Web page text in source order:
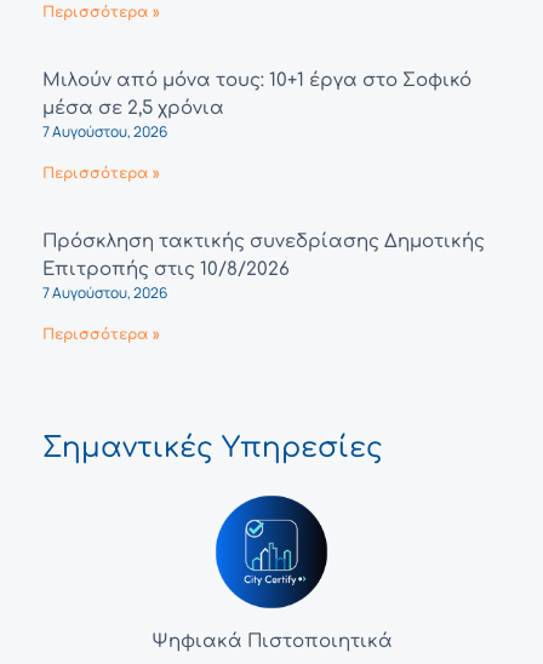
Περισσότερα »
Μιλούν από μόνα τους: 10+1 έργα στο Σοφικό
μέσα σε 2,5 χρόνια
7 Αυγούστου, 2026
Περισσότερα »
Πρόσκληση τακτικής συνεδρίασης Δημοτικής
Επιτροπής στις 10/8/2026
7 Αυγούστου, 2026
Περισσότερα »
Σημαντικές Υπηρεσίες
Ψηφιακά Πιστοποιητικά